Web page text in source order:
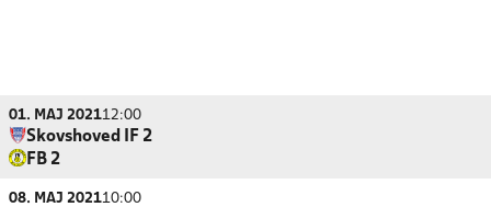
01. MAJ 202112:00
Skovshoved IF 2
FB 2
08. MAJ 202110:00